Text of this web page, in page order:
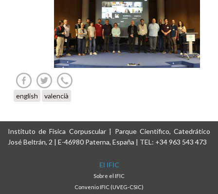
english valencià
Instituto de Física Corpuscular | Parque Científico, Catedrático
José Beltrán, 2 | E-46980 Paterna, España | TEL: +34 963 543 473
El IFIC
Sobre el IFIC
Convenio IFIC (UVEG-CSIC)